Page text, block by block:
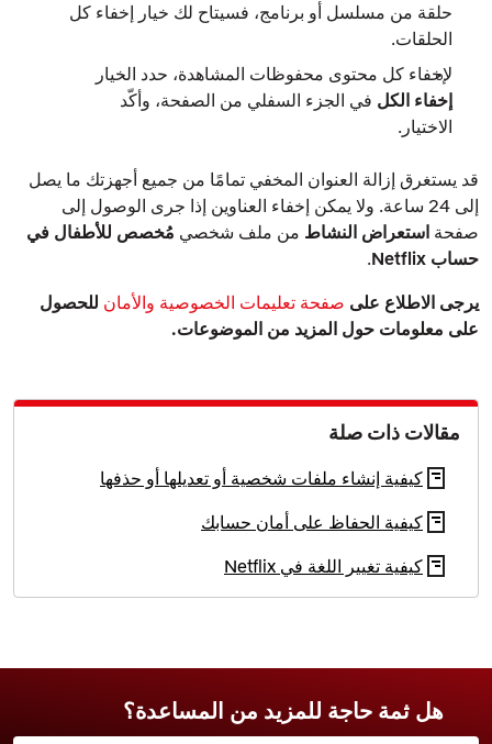
حلقة من مسلسل أو برنامج، فسيتاح لك خيار إخفاء كل
الحلقات.
لإخفاء كل محتوى محفوظات المشاهدة، حدد الخيار
إخفاء الكل في الجزء السفلي من الصفحة، وأكّد
الاختيار.
قد يستغرق إزالة العنوان المخفي تمامًا من جميع أجهزتك ما يصل
إلى 24 ساعة. ولا يمكن إخفاء العناوين إذا جرى الوصول إلى
صفحة استعراض النشاط من ملف شخصي مُخصص للأطفال في
حساب Netflix
.
يرجى الاطلاع على صفحة تعليمات الخصوصية والأمان للحصول
على معلومات حول المزيد من الموضوعات.
مقالات ذات صلة
كيفية إنشاء ملفات شخصية أو تعديلها أو حذفها
كيفية الحفاظ على أمان حسابك
كيفية تغيير اللغة في Netflix
هل ثمة حاجة للمزيد من المساعدة؟